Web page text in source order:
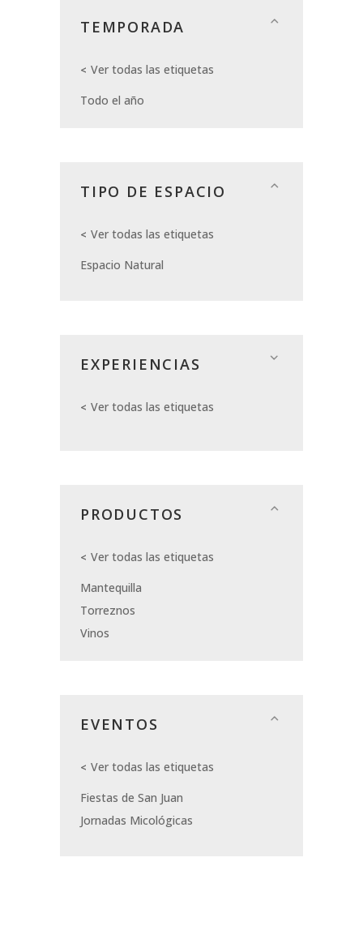
TEMPORADA
Ver todas las etiquetas
Todo el año
TIPO DE ESPACIO
Ver todas las etiquetas
Espacio Natural
EXPERIENCIAS
Ver todas las etiquetas
PRODUCTOS
Ver todas las etiquetas
Mantequilla
Torreznos
Vinos
EVENTOS
Ver todas las etiquetas
Fiestas de San Juan
Jornadas Micológicas